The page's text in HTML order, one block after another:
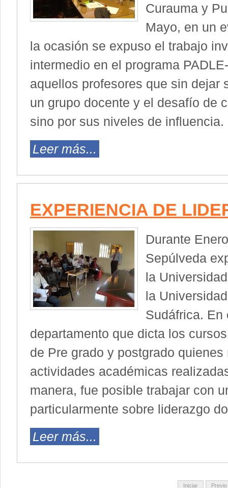
Curauma y
Mayo, en un
la ocasión se expuso el trabajo
intermedio en el programa
aquellos profesores que sin dejar
un grupo docente y el desafío de
sino por sus niveles de influencia.
Leer más...
EXPERIENCIA DE
Durante
Sepúlveda
la
la
Sudáfrica. En
departamento que dicta los
de Pre grado y postgrado
actividades académicas
manera, fue posible trabajar con
particularmente sobre liderazgo
Leer más...
Iniciar Previo